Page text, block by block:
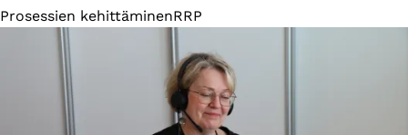
Prosessien kehittäminenRRP